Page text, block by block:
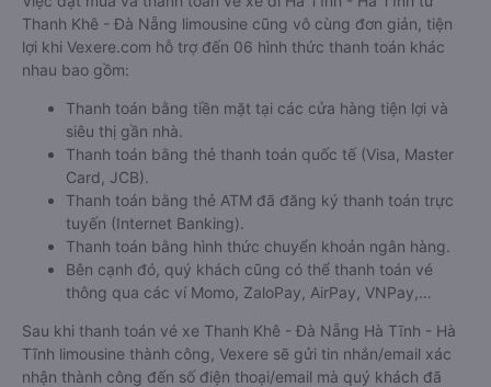
Thanh Khê - Đà Nẵng limousine cũng vô cùng đơn giản, tiện
lợi khi Vexere.com hỗ trợ đến 06 hình thức thanh toán khác
nhau bao gồm:
Thanh toán bằng tiền mặt tại các cửa hàng tiện lợi và
siêu thị gần nhà.
Thanh toán bằng thẻ thanh toán quốc tế (Visa, Master
Card, JCB).
Thanh toán bằng thẻ ATM đã đăng ký thanh toán trực
tuyến (Internet Banking).
Thanh toán bằng hình thức chuyển khoản ngân hàng.
Bên cạnh đó, quý khách cũng có thể thanh toán vé
thông qua các ví Momo, ZaloPay, AirPay, VNPay,…
Sau khi thanh toán vé xe Thanh Khê - Đà Nẵng Hà Tĩnh - Hà
Tĩnh limousine thành công, Vexere sẽ gửi tin nhắn/email xác
nhận thành công đến số điện thoại/email mà quý khách đã